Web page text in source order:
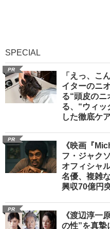
SPECIAL
PR
「えっ、こ
イターのニ
る“頭皮のニ
る、“ウィッ
した徹底ケ
PR
《映画『
フ・ジャク
オフィシャ
名優、複雑
興収70億円
PR
《渡辺淳一
の性”を真摯